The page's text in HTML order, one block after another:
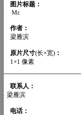
图片标题：
Mr.
作者：
梁雁滨
原片尺寸(长×宽) ：
1×1 像素
联系人：
梁雁滨
电话：